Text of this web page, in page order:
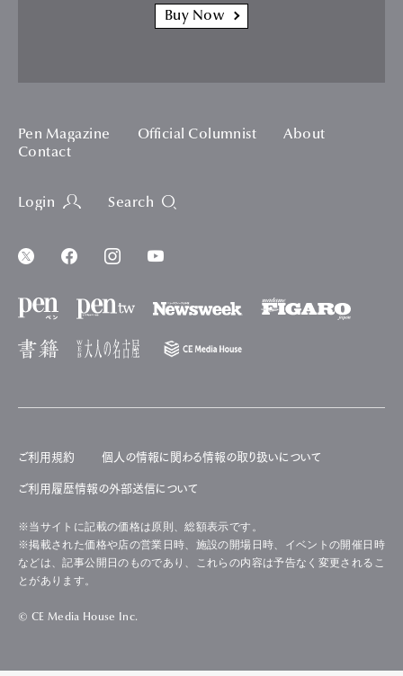
Buy Now
Pen Magazine Official Columnist
About
Contact
Login Search
ご利用規約 個人の情報に関わる情報の取り扱いについて
ご利用履歴情報の外部送信について
※当サイトに記載の価格は原則、総額表示です。
※掲載された価格や店の営業日時、施設の開場日時、イベントの開催日時
などは、記事公開日のものであり、これらの内容は予告なく変更されるこ
とがあります。
© CE Media House Inc.